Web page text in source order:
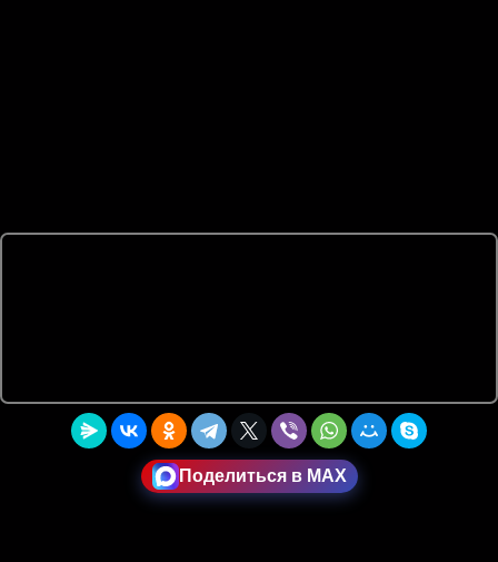
Поделиться в MAX